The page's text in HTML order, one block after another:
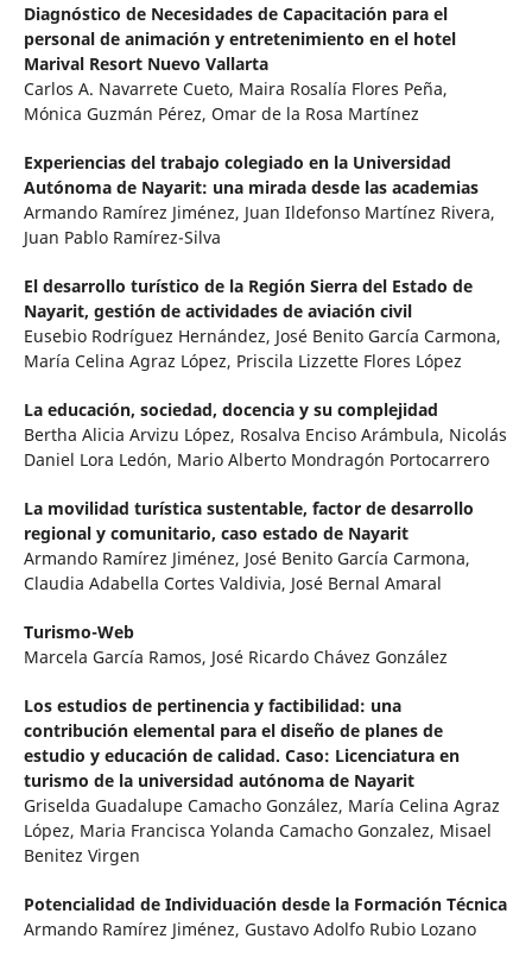
Diagnóstico de Necesidades de Capacitación para el
personal de animación y entretenimiento en el hotel
Marival Resort Nuevo Vallarta
Carlos A. Navarrete Cueto, Maira Rosalía Flores Peña,
Mónica Guzmán Pérez, Omar de la Rosa Martínez
Experiencias del trabajo colegiado en la Universidad
Autónoma de Nayarit: una mirada desde las academias
Armando Ramírez Jiménez, Juan Ildefonso Martínez Rivera,
Juan Pablo Ramírez-Silva
El desarrollo turístico de la Región Sierra del Estado de
Nayarit, gestión de actividades de aviación civil
Eusebio Rodríguez Hernández, José Benito García Carmona,
María Celina Agraz López, Priscila Lizzette Flores López
La educación, sociedad, docencia y su complejidad
Bertha Alicia Arvizu López, Rosalva Enciso Arámbula, Nicolás
Daniel Lora Ledón, Mario Alberto Mondragón Portocarrero
La movilidad turística sustentable, factor de desarrollo
regional y comunitario, caso estado de Nayarit
Armando Ramírez Jiménez, José Benito García Carmona,
Claudia Adabella Cortes Valdivia, José Bernal Amaral
Turismo-Web
Marcela García Ramos, José Ricardo Chávez González
Los estudios de pertinencia y factibilidad: una
contribución elemental para el diseño de planes de
estudio y educación de calidad. Caso: Licenciatura en
turismo de la universidad autónoma de Nayarit
Griselda Guadalupe Camacho González, María Celina Agraz
López, Maria Francisca Yolanda Camacho Gonzalez, Misael
Benitez Virgen
Potencialidad de Individuación desde la Formación Técnica
Armando Ramírez Jiménez, Gustavo Adolfo Rubio Lozano